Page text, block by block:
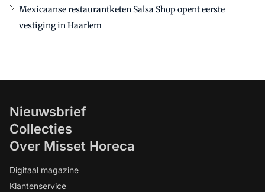
Mexicaanse restaurantketen Salsa Shop opent eerste
vestiging in Haarlem
Nieuwsbrief
Collecties
Over Misset Horeca
Digitaal magazine
Klantenservice